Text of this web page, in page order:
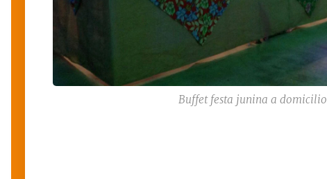
Buffet festa junina a domicilio